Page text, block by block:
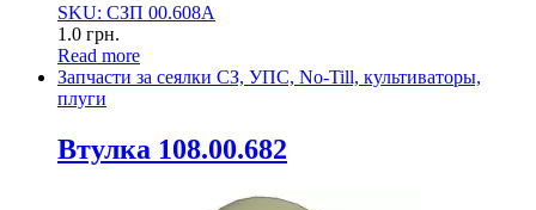
SKU: СЗП 00.608А
1.0 грн.
Read more
Запчасти за сеялки СЗ, УПС, No-Till, культиваторы,
плуги
Втулка 108.00.682